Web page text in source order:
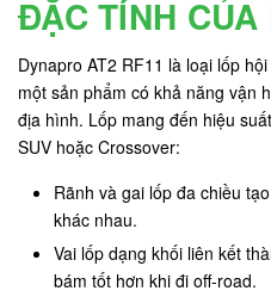
ĐẶC TÍNH CỦA
Dynapro AT2 RF11 là loại lốp
một sản phẩm có khả năng vận
địa hình. Lốp mang đến hiệu
SUV hoặc Crossover:
Rãnh và gai lốp đa chiều
khác nhau.
Vai lốp dạng khối liên kết
bám tốt hơn khi đi off-road.